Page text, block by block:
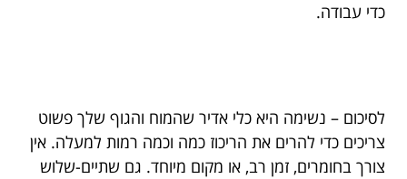
כדי עבודה.
לסיכום – נשימה היא כלי אדיר שהמוח והגוף שלך פשוט
צריכים כדי להרים את הריכוז כמה וכמה רמות למעלה. אין
צורך בחומרים, זמן רב, או מקום מיוחד. גם שתיים-שלוש